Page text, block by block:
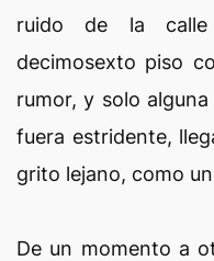
ruido de la
decimosexto piso
rumor, y solo
fuera estridente,
grito lejano, como
De un momento a